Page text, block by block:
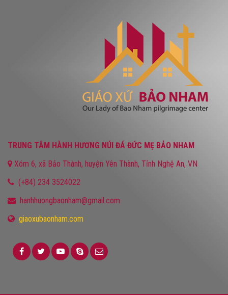
TRUNG TÂM HÀNH HƯƠNG NÚI ĐÁ ĐỨC MẸ BẢO NHAM
Xóm 6, xã Bảo Thành, huyện Yên Thành, Tỉnh Nghệ An, VN
(+84) 234 3524022
hanhhuongbaonham@gmail.com
giaoxubaonham.com